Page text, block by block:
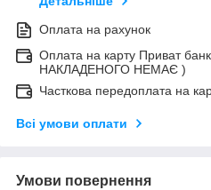
Оплата на рахунок
Оплата на карту Приват
НАКЛАДЕНОГО НЕМАЄ )
Часткова передоплата на
Всі умови оплати
Умови повернення